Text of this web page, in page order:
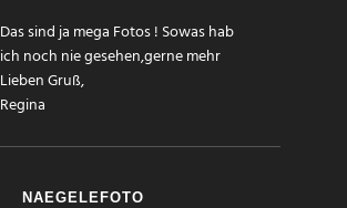
Das sind ja mega Fotos ! Sowas hab
ich noch nie gesehen,gerne mehr
Lieben Gruß,
Regina
NAEGELEFOTO